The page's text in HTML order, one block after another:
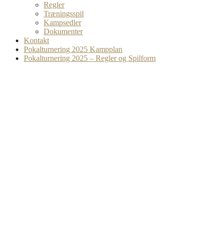
Regler
Træningsspil
Kampsedler
Dokumenter
Kontakt
Pokalturnering 2025 Kampplan
Pokalturnering 2025 – Regler og Spilform